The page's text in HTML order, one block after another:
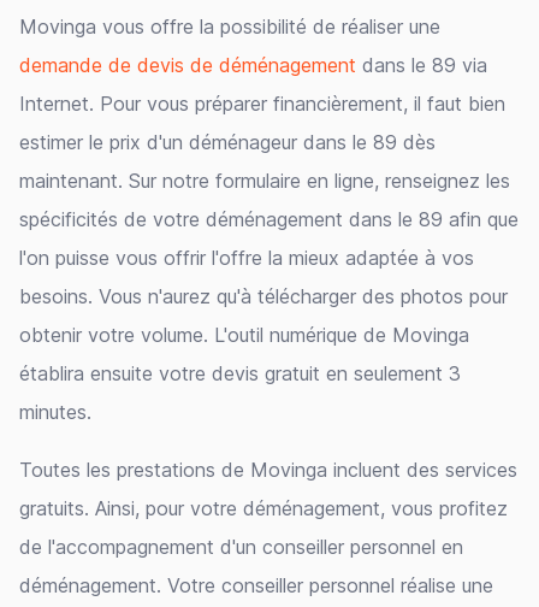
Movinga vous offre la possibilité de réaliser une
demande de devis de déménagement dans le 89 via
Internet. Pour vous préparer financièrement, il faut bien
estimer le prix d'un déménageur dans le 89 dès
maintenant. Sur notre formulaire en ligne, renseignez les
spécificités de votre déménagement dans le 89 afin que
l'on puisse vous offrir l'offre la mieux adaptée à vos
besoins. Vous n'aurez qu'à télécharger des photos pour
obtenir votre volume. L'outil numérique de Movinga
établira ensuite votre devis gratuit en seulement 3
minutes.
Toutes les prestations de Movinga incluent des services
gratuits. Ainsi, pour votre déménagement, vous profitez
de l'accompagnement d'un conseiller personnel en
déménagement. Votre conseiller personnel réalise une